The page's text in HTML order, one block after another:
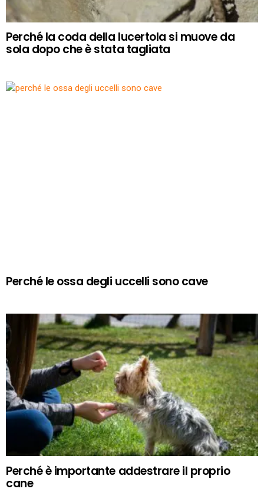
Perché la coda della lucertola si muove da
sola dopo che è stata tagliata
Perché le ossa degli uccelli sono cave
Perché è importante addestrare il proprio
cane